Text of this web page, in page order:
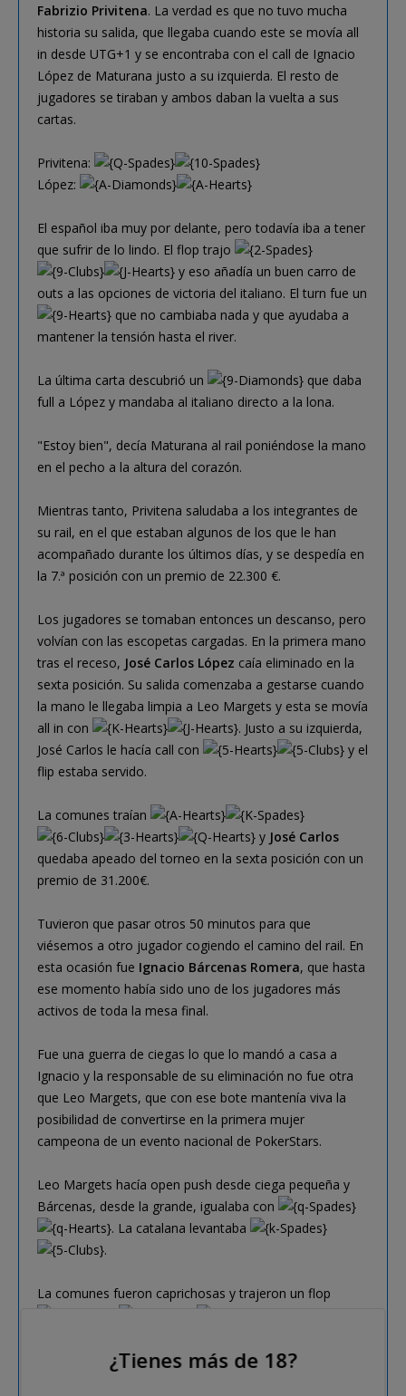
Fabrizio Privitena. La verdad es que no tuvo mucha
historia su salida, que llegaba cuando este se movía all
in desde UTG+1 y se encontraba con el call de Ignacio
López de Maturana justo a su izquierda. El resto de
jugadores se tiraban y ambos daban la vuelta a sus
cartas.
Privitena:
López:
El español iba muy por delante, pero todavía iba a tener
que sufrir de lo lindo. El flop trajo
y eso añadía un buen carro de
outs a las opciones de victoria del italiano. El turn fue un
que no cambiaba nada y que ayudaba a
mantener la tensión hasta el river.
La última carta descubrió un
que daba
full a López y mandaba al italiano directo a la lona.
"Estoy bien", decía Maturana al rail poniéndose la mano
en el pecho a la altura del corazón.
Mientras tanto, Privitena saludaba a los integrantes de
su rail, en el que estaban algunos de los que le han
acompañado durante los últimos días, y se despedía en
la 7.ª posición con un premio de 22.300 €.
Los jugadores se tomaban entonces un descanso, pero
volvían con las escopetas cargadas. En la primera mano
tras el receso, José Carlos López caía eliminado en la
sexta posición. Su salida comenzaba a gestarse cuando
la mano le llegaba limpia a Leo Margets y esta se movía
all in con
. Justo a su izquierda,
José Carlos le hacía call con
y el
flip estaba servido.
La comunes traían
y José Carlos
quedaba apeado del torneo en la sexta posición con un
premio de 31.200€.
Tuvieron que pasar otros 50 minutos para que
viésemos a otro jugador cogiendo el camino del rail. En
esta ocasión fue Ignacio Bárcenas Romera, que hasta
ese momento había sido uno de los jugadores más
activos de toda la mesa final.
Fue una guerra de ciegas lo que lo mandó a casa a
Ignacio y la responsable de su eliminación no fue otra
que Leo Margets, que con ese bote mantenía viva la
posibilidad de convertirse en la primera mujer
campeona de un evento nacional de PokerStars.
Leo Margets hacía open push desde ciega pequeña y
Bárcenas, desde la grande, igualaba con
. La catalana levantaba
.
La comunes fueron caprichosas y trajeron un flop
cuarta carta fue un
y eso provocó la
¿Tienes más de 18?